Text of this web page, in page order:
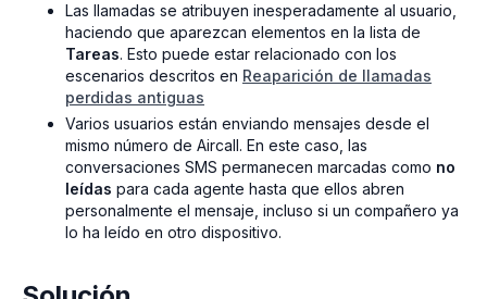
Las llamadas se atribuyen inesperadamente al usuario,
haciendo que aparezcan elementos en la lista de
Tareas. Esto puede estar relacionado con los
escenarios descritos en Reaparición de llamadas
perdidas antiguas
Varios usuarios están enviando mensajes desde el
mismo número de Aircall. En este caso, las
conversaciones SMS permanecen marcadas como no
leídas para cada agente hasta que ellos abren
personalmente el mensaje, incluso si un compañero ya
lo ha leído en otro dispositivo.